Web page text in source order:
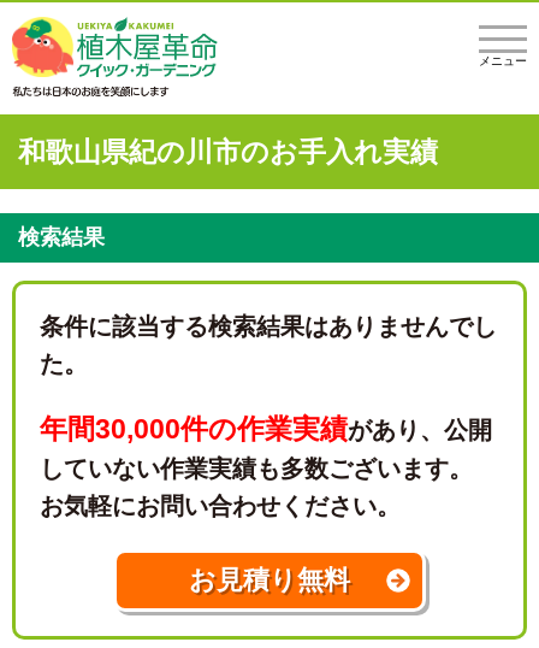
メニュー
和歌山県紀の川市のお手入れ実績
検索結果
条件に該当する検索結果はありませんでし
た。
年間30,000件の作業実績があり、 公開
していない作業実績も多数ございます。
お気軽にお問い合わせください。
お見積り無料